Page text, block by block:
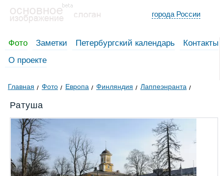
города России
Фото Заметки Петербургский календарь
Контакты
О проекте
Главная Фото Европа Финляндия Лаппеэнранта
Ратуша